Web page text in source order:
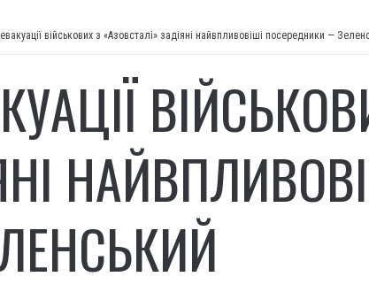
військових з «Азовсталі» задіяні найвпливовіші посередники —